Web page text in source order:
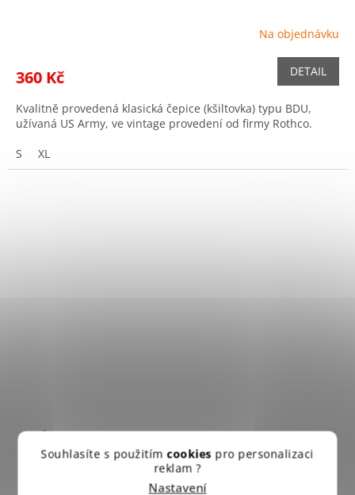
Souhlasíte s použitímcookies pro personalizaci
reklam ?
Nastavení
Na objednávku
360 Kč DETAIL
Kvalitně provedená klasická čepice (kšiltovka) typu BDU,
užívaná US Army, ve vintage provedení od firmy Rothco.
S
XL
Čepice US BDU rip-stop WOODLAND+ Sleva 10% po
registraci